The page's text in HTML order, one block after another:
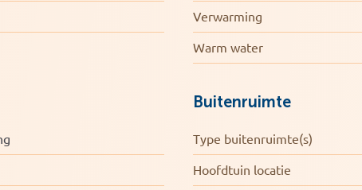
een volwaardige extra woonlaag. Hier
achterzijde beschikt over een badkamer-
badkamer beschikt over een
Verwarming
Warm water
Buitenruimte
Type buitenruimte(s)
Hoofdtuin locatie